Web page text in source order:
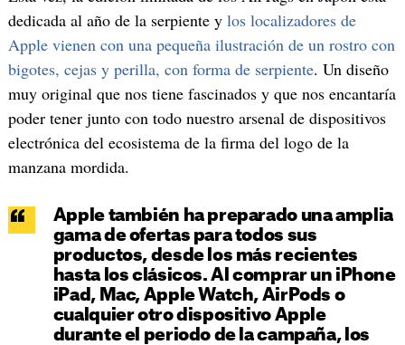
dedicada al año de la serpiente y los localizadores de
Apple vienen con una pequeña ilustración de un rostro con
bigotes, cejas y perilla, con forma de serpiente. Un diseño
muy original que nos tiene fascinados y que nos encantaría
poder tener junto con todo nuestro arsenal de dispositivos
electrónica del ecosistema de la firma del logo de la
manzana mordida.
Apple también ha preparado una amplia
gama de ofertas para todos sus
productos, desde los más recientes
hasta los clásicos. Al comprar un iPhone
iPad, Mac, Apple Watch, AirPods o
cualquier otro dispositivo Apple
durante el periodo de la campaña, los